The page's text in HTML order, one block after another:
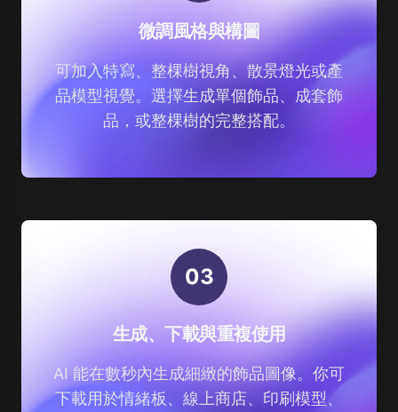
微調風格與構圖
可加入特寫、整棵樹視角、散景燈光或產
品模型視覺。選擇生成單個飾品、成套飾
品，或整棵樹的完整搭配。
03
生成、下載與重複使用
AI 能在數秒內生成細緻的飾品圖像。你可
下載用於情緒板、線上商店、印刷模型、